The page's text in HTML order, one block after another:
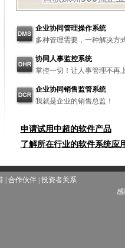
企业协同管理操作系统
多种管理需要，一种解决方
协同人事监控系统
掌控一切！让人事管理不再
企业协同销售监管系统
我就是企业的销售总监！
申请试用中超的软件产品
了解所在行业的软件系统应
合作伙伴 投资者关系